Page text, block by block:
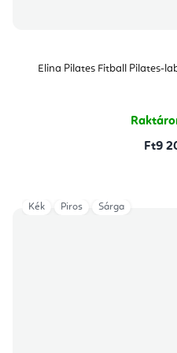
Elina Pilates Fitball Pilates-
Ft9
Kék Piros Sárga